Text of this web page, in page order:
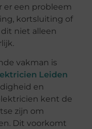
er een probleem
kortsluiting of
niet alleen
vakman is
Leiden
en
kent de
zijn om
Dit voorkomt